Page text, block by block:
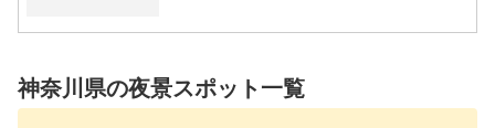
神奈川県の夜景スポット一覧